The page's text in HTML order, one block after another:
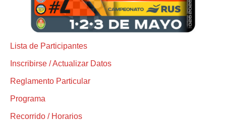
Lista de Participantes
Inscribirse / Actualizar Datos
Reglamento Particular
Programa
Recorrido / Horarios